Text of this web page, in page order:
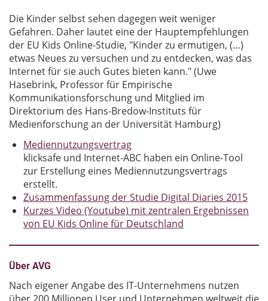
Die Kinder selbst sehen dagegen weit weniger
Gefahren. Daher lautet eine der Hauptempfehlungen
der EU Kids Online-Studie, "Kinder zu ermutigen, (…)
etwas Neues zu versuchen und zu entdecken, was das
Internet für sie auch Gutes bieten kann." (Uwe
Hasebrink, Professor für Empirische
Kommunikationsforschung und Mitglied im
Direktorium des Hans-Bredow-Instituts für
Medienforschung an der Universität Hamburg)
Mediennutzungsvertrag
klicksafe und Internet-ABC haben ein Online-Tool
zur Erstellung eines Mediennutzungsvertrags
erstellt.
Zusammenfassung der Studie Digital Diaries 2015
Kurzes Video (Youtube) mit zentralen Ergebnissen
von EU Kids Online für Deutschland
Über AVG
Nach eigener Angabe des IT-Unternehmens nutzen